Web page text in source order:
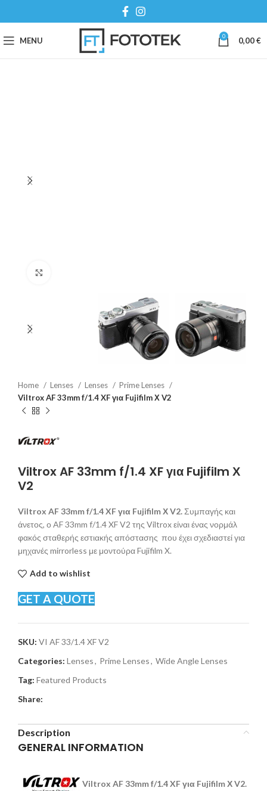
MENU 0 0,00€
Home Lenses Lenses
Prime Lenses
Viltrox AF 33mm f/1.4 XF για Fujifilm Χ V2
Viltrox AF 33mm f/1.4 XF για Fujifilm Χ
V2
Viltrox AF 33mm f/1.4 XF για Fujifilm Χ V2. Συμπαγής και
άνετος, ο AF 33mm f/1.4 XF V2 της Viltrox είναι ένας νορμάλ
φακός σταθερής εστιακής απόστασης που έχει σχεδιαστεί για
μηχανές mirrorless με μοντούρα Fujifilm X.
Add to wishlist
GET A QUOTE
SKU: VI AF 33/1.4 XF V2
Categories: Lenses, Prime Lenses, Wide Angle Lenses
Tag: Featured Products
Share:
Description
GENERAL INFORMATION
Viltrox AF 33mm f/1.4 XF για Fujifilm ΧV2.